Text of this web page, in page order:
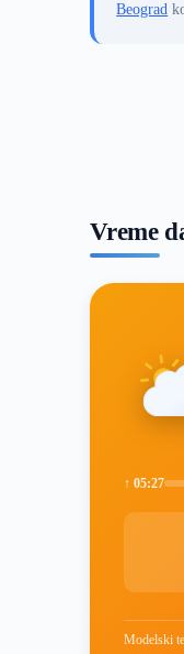
Beograd
Vreme
↑ 05:27
Modelski